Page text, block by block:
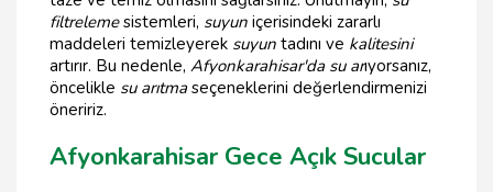
filtrelemesistemleri, suyun içerisindeki zararlı
maddeleri temizleyerek suyun tadını ve kalitesini
artırır. Bu nedenle, Afyonkarahisar'da su arıyorsanız,
öncelikle su arıtmaseçeneklerini değerlendirmenizi
öneririz.
Afyonkarahisar Gece Açık Sucular